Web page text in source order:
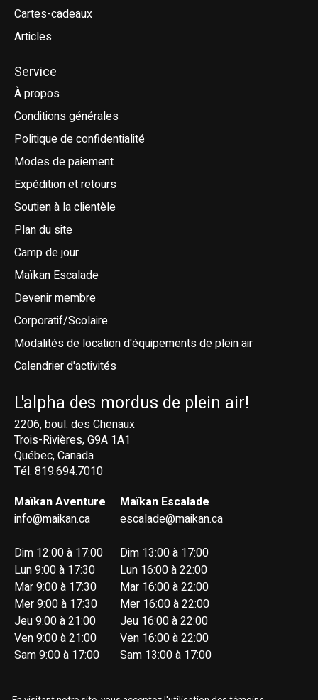
Cartes-cadeaux
Articles
Service
À propos
Conditions générales
Politique de confidentialité
Modes de paiement
Expédition et retours
Soutien à la clientèle
Plan du site
Camp de jour
Maïkan Escalade
Devenir membre
Corporatif/Scolaire
Modalités de location d'équipements de plein air
Calendrier d'activités
L'alpha des mordus de plein air!
2206, boul. des Chenaux
Trois-Rivières, G9A 1A1
Québec, Canada
Tél: 819.694.7010
Maïkan Aventure
info@maikan.ca
Dim 12:00 à 17:00
Lun 9:00 à 17:30
Mar 9:00 à 17:30
Mer 9:00 à 17:30
Jeu 9:00 à 21:00
Ven 9:00 à 21:00
Sam 9:00 à 17:00
Maïkan Escalade
escalade@maikan.ca
Dim 13:00 à 17:00
Lun 16:00 à 22:00
Mar 16:00 à 22:00
Mer 16:00 à 22:00
Jeu 16:00 à 22:00
Ven 16:00 à 22:00
Sam 13:00 à 17:00